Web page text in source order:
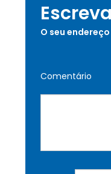
O seu
Comentário